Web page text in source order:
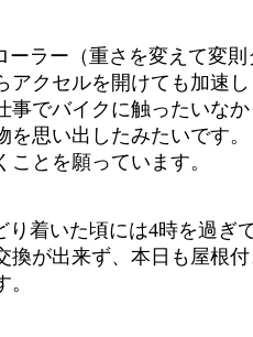
ラー（重さを変えて変
クセルを開けても加
でバイクに触ったいな
思い出したみたいです
とを願っています。
着いた頃には4時を過
が出来ず、本日も屋根